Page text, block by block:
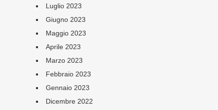
Luglio 2023
Giugno 2023
Maggio 2023
Aprile 2023
Marzo 2023
Febbraio 2023
Gennaio 2023
Dicembre 2022